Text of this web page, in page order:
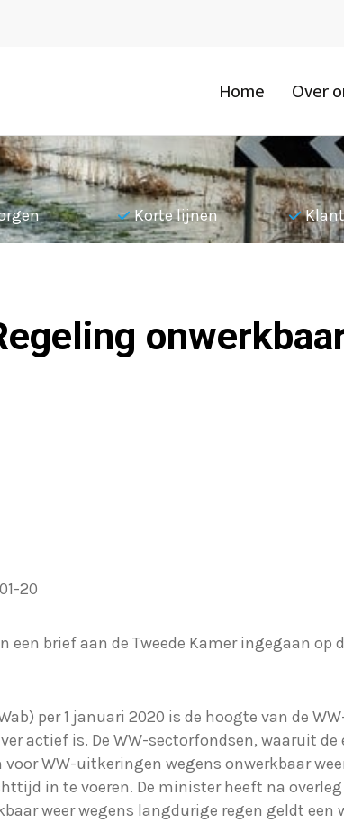
Home Over
Korte lijnen
20
een brief aan de Tweede Kamer ingegaan
per 1 januari 2020 is de hoogte van de
actief is. De WW-sectorfondsen, waaruit de
WW-uitkeringen wegens onwerkbaar
in te voeren. De minister heeft na
weer wegens langdurige regen geldt een